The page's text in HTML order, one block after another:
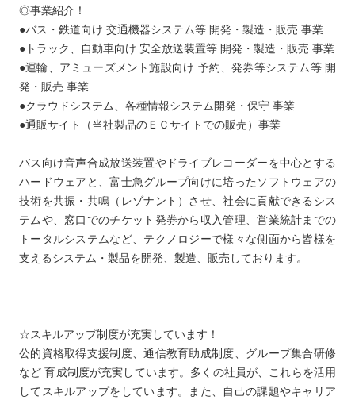
◎事業紹介！
●バス・鉄道向け 交通機器システム等 開発・製造・販売 事業
●トラック、自動車向け 安全放送装置等 開発・製造・販売 事業
●運輸、アミューズメント施設向け 予約、発券等システム等 開
発・販売 事業
●クラウドシステム、各種情報システム開発・保守 事業
●通販サイト（当社製品のＥＣサイトでの販売）事業
バス向け音声合成放送装置やドライブレコーダーを中心とする
ハードウェアと、富士急グループ向けに培ったソフトウェアの
技術を共振・共鳴（レゾナント）させ、社会に貢献できるシス
テムや、窓口でのチケット発券から収入管理、営業統計までの
トータルシステムなど、テクノロジーで様々な側面から皆様を
支えるシステム・製品を開発、製造、販売しております。
☆スキルアップ制度が充実しています！
公的資格取得支援制度、通信教育助成制度、グループ集合研修
など 育成制度が充実しています。多くの社員が、これらを活用
してスキルアップをしています。また、自己の課題やキャリア